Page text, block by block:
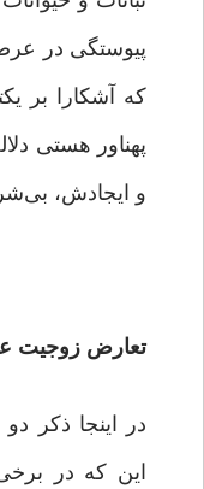
پیوستگی در
که آشکارا بر
پهناور هستی
و ایجادش،
تعارض زوجیت
در اینجا ذکر
این که در